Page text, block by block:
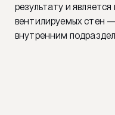
результату и
вентилируемых стен
внутренним